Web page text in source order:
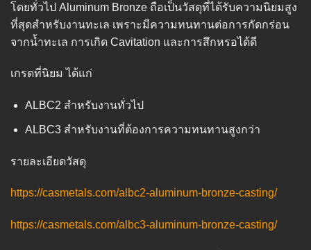
โดยทั่วไป Aluminum Bronze ถือเป็นวัสดุที่ได้รับความนิยมสูง
ที่สุดสำหรับงานทะเล เพราะมีความทนทานต่อการกัดกร่อน
จากน้ำทะเล การเกิด Cavitation และการสึกหรอได้ดี
เกรดที่นิยม ได้แก่
ALBC2 สำหรับงานทั่วไป
ALBC3 สำหรับงานที่ต้องการความทนทานสูงกว่า
รายละเอียดวัสดุ
https://casmetals.com/albc2-aluminum-bronze-casting/
https://casmetals.com/albc3-aluminum-bronze-casting/